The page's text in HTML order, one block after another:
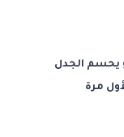
يحسم الجدل
مرة